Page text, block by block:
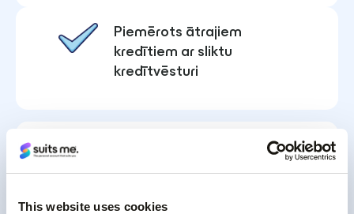
This website uses cookies
Piemērots ātrajiem
kredītiem ar sliktu
kredītvēsturi
Izņemiet skaidru naudu vai